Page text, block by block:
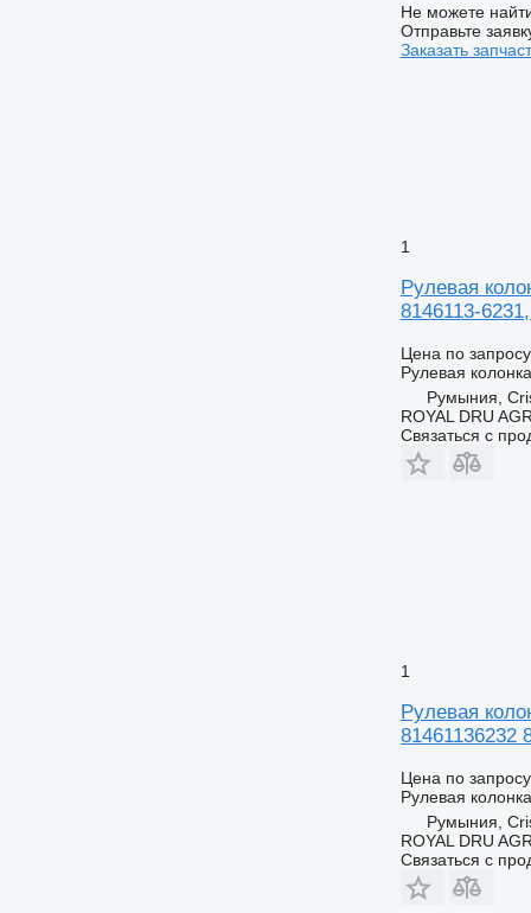
Не можете
Отправьте
Заказать
1
Рулевая
8146113-
Цена по запросу
Рулевая колонка
Румыния,
ROYAL DRU
Связаться с
1
Рулевая
81461136232
Цена по запросу
Рулевая колонка
Румыния,
ROYAL DRU
Связаться с